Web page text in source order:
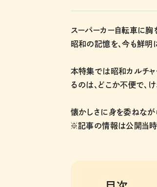
スーパーカー自転車に
昭和の記憶を、今も鮮明
本特集では昭和カルチャ
るのは、どこか不便で、
懐かしさに身を委ねなが
※記事の情報は公開当時